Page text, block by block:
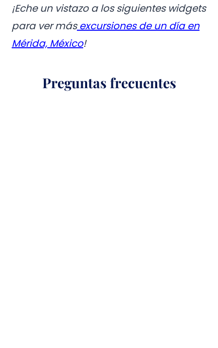
¡Eche un vistazo a los siguientes widgets
para ver másexcursiones de un día en
Mérida, México!
Preguntas frecuentes